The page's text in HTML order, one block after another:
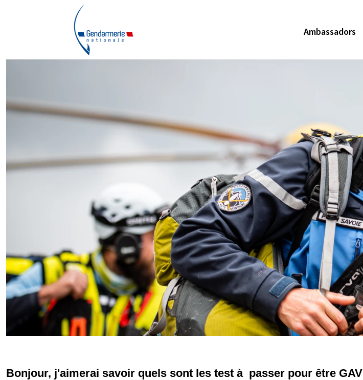
Ambassadors
Bonjour, j'aimerai savoir quels sont les test à passer pour être GAV